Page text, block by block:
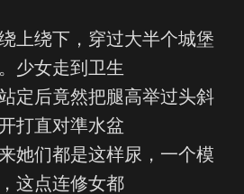
绕下，穿过大半个城堡
少女走到卫生
定后竟然把腿高举过头斜
打直对準水盆
她们都是这样尿，一个模
这点连修女都